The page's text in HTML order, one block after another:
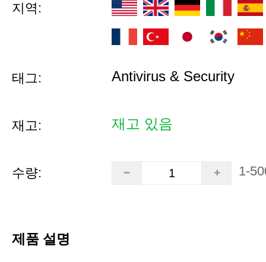
지역:
태그: Antivirus & Security
재고: 재고 있음
수량: 1-
제품 설명